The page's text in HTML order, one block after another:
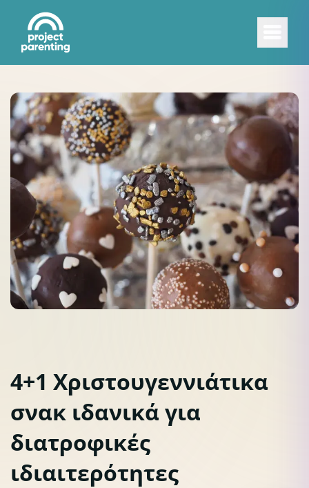
Διατροφή Γεύματα & σνακ
4+1 Χριστουγεννιάτικα
σνακ ιδανικά για
διατροφικές
ιδιαιτερότητες